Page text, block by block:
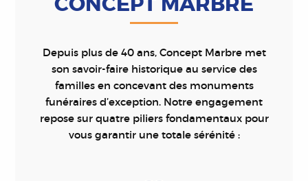
Depuis plus de 40 ans, Concept Marbre met
son savoir-faire historique au service des
familles en concevant des monuments
funéraires d’exception. Notre engagement
repose sur quatre piliers fondamentaux pour
vous garantir une totale sérénité :